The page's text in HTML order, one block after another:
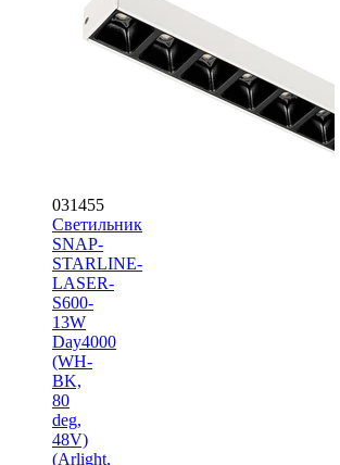
031455
Светильник
SNAP-
STARLINE-
LASER-
S600-
13W
Day4000
(WH-
BK,
80
deg,
48V)
(Arlight,